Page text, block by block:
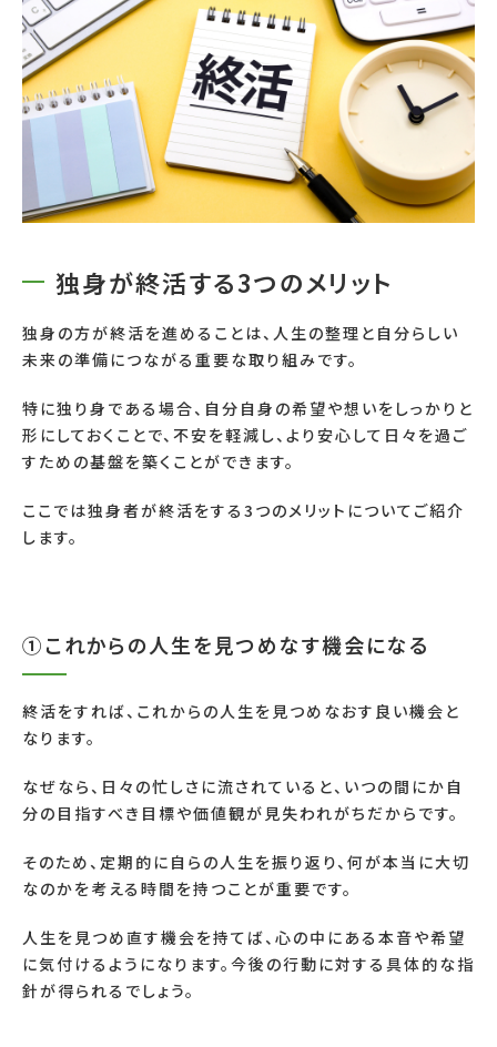
独身が終活する3つのメリット
独身の方が終活を進めることは、人生の整理と自分らしい
未来の準備につながる重要な取り組みです。
特に独り身である場合、自分自身の希望や想いをしっかりと
形にしておくことで、不安を軽減し、より安心して日々を過ご
すための基盤を築くことができます。
ここでは独身者が終活をする3つのメリットについてご紹介
します。
①これからの人生を見つめなす機会になる
終活をすれば、これからの人生を見つめなおす良い機会と
なります。
なぜなら、日々の忙しさに流されていると、いつの間にか自
分の目指すべき目標や価値観が見失われがちだからです。
そのため、定期的に自らの人生を振り返り、何が本当に大切
なのかを考える時間を持つことが重要です。
人生を見つめ直す機会を持てば、心の中にある本音や希望
に気付けるようになります。今後の行動に対する具体的な指
針が得られるでしょう。